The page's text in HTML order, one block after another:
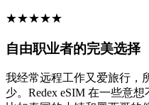
★★★★★
自由职业者的完美选择
我经常远程工作又爱旅行，
少。Redex eSIM 在一些意